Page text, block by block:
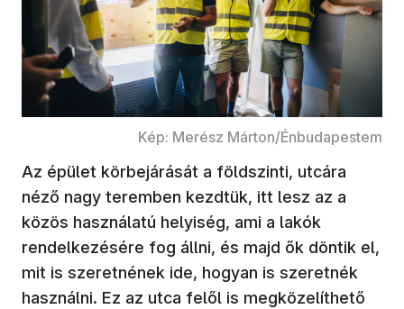
Kép: Merész Márton/Énbudapestem
Az épület körbejárását a földszinti, utcára
néző nagy teremben kezdtük, itt lesz az a
közös használatú helyiség, ami a lakók
rendelkezésére fog állni, és majd ők döntik el,
mit is szeretnének ide, hogyan is szeretnék
használni. Ez az utca felől is megközelíthető